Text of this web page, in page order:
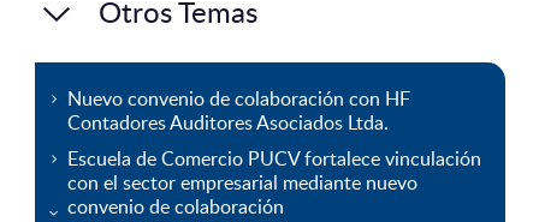
Otros Temas
Nuevo convenio de colaboración con HF
Contadores Auditores Asociados Ltda.
Escuela de Comercio PUCV fortalece vinculación
con el sector empresarial mediante nuevo
convenio de colaboración